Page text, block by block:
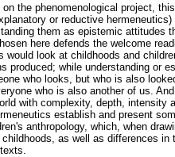
the phenomenological project,
or reductive
them as epistemic attitudes
here defends the welcome
would look at childhoods and
produced; while understanding or
who looks, but who is also
who is also another of us.
with complexity, depth,
establish and present
anthropology, which, when
as well as differences